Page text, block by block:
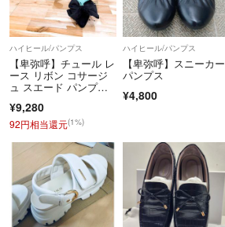
ハイヒール/パンプス
【卑弥呼】チュール レ
ース リボン コサージ
ュ スエード パンプ
¥9,280
92円相当還元(1%)
ハイヒール/パンプス
【卑弥呼】スニーカー
パンプス
¥4,800